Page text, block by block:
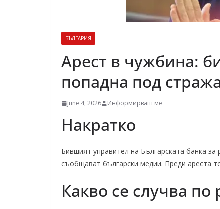
БЪЛГАРИЯ
Арест в чужбина:
попадна под
June 4, 2026 Информирваш ме
Накратко
Бившият управител на Българската банка
съобщават български медии. Преди ареста
Какво се случва по